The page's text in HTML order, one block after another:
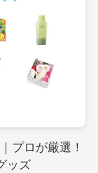
プロが厳選！
ッズ